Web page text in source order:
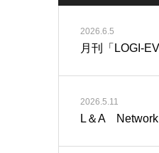
2026.6.5
月刊「LOGI-
2026.5.11
L＆A Network